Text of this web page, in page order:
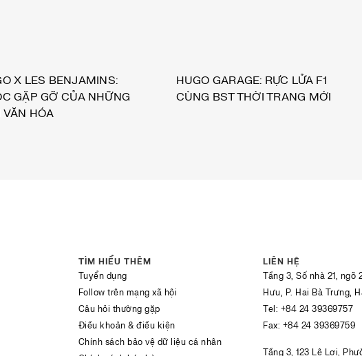
X LES BENJAMINS:
GẶP GỠ CỦA NHỮNG
VĂN HÓA
HUGO GARAGE: RỰC LỬA F1
CÙNG BST THỜI TRANG MỚI
TÌM HIỂU THÊM
Tuyển dụng
Follow trên mạng xã hội
Câu hỏi thường gặp
Điều khoản & điều kiện
Chính sách bảo vệ dữ liệu cá nhân
LIÊN HỆ
Tầng 3, Số nhà 21, ngõ
Hưu, P. Hai Bà Trưng,
Tel: +84 24 39369757
Fax: +84 24 39369759
Tầng 3, 123 Lê Lợi,